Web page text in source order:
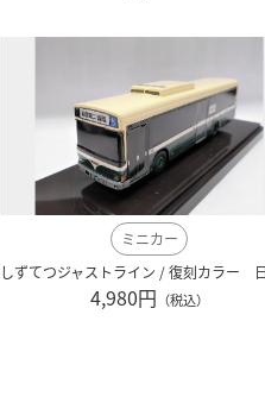
ミニカー
4,980円 （税込）